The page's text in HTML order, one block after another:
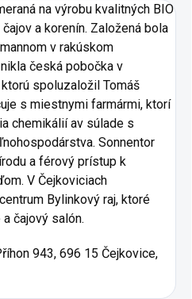
na výrobu kvalitných BIO
a korenín. Založená bola
v rakúskom
česká pobočka v
spoluzaložil Tomáš
s miestnymi farmármi, ktorí
chemikálií av súlade s
Sonnentor
a férový prístup k
V Čejkoviciach
Bylinkový raj, ktoré
čajový salón.
943, 696 15 Čejkovice,